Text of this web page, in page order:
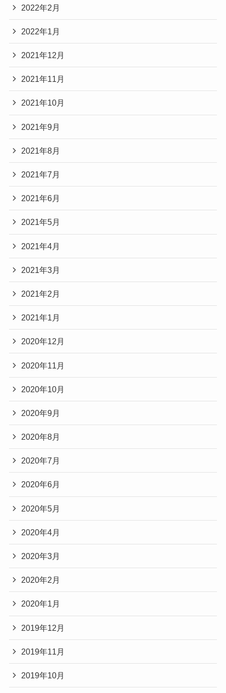
2022年2月
2022年1月
2021年12月
2021年11月
2021年10月
2021年9月
2021年8月
2021年7月
2021年6月
2021年5月
2021年4月
2021年3月
2021年2月
2021年1月
2020年12月
2020年11月
2020年10月
2020年9月
2020年8月
2020年7月
2020年6月
2020年5月
2020年4月
2020年3月
2020年2月
2020年1月
2019年12月
2019年11月
2019年10月